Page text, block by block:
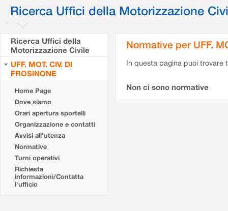
Ricerca Uffici della Motorizzazione
Ricerca Uffici della
Motorizzazione Civile
UFF. MOT. CIV. DI
FROSINONE
Home Page
Dove siamo
Orari apertura sportelli
Organizzazione e contatti
Avvisi all'utenza
Normative
Turni operativi
Richiesta
informazioni/Contatta
l'ufficio
Normative per UFF.
In questa pagina puoi
Non ci sono normative